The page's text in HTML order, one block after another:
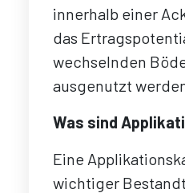
innerhalb einer
das
wechselnden
ausgenutzt
Was sind
Eine
wichtiger